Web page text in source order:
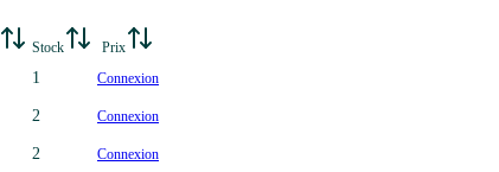
Stock Prix
1 Connexion
2 Connexion
2 Connexion